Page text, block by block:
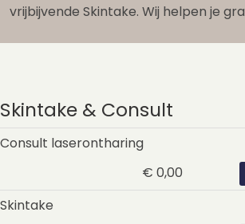
vrijbijvende Skintake. Wij helpen je
Skintake & Consult
Consult laserontharing
€ 0,00
Skintake